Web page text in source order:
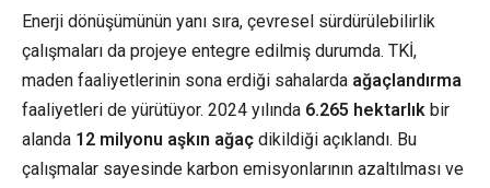
Enerji dönüşümünün yanı sıra, çevresel sürdürülebilirlik
çalışmaları da projeye entegre edilmiş durumda. TKİ,
maden faaliyetlerinin sona erdiği sahalarda ağaçlandırma
faaliyetleri de yürütüyor. 2024 yılında 6.265 hektarlık bir
alanda 12 milyonu aşkın ağaç dikildiği açıklandı. Bu
çalışmalar sayesinde karbon emisyonlarının azaltılması ve